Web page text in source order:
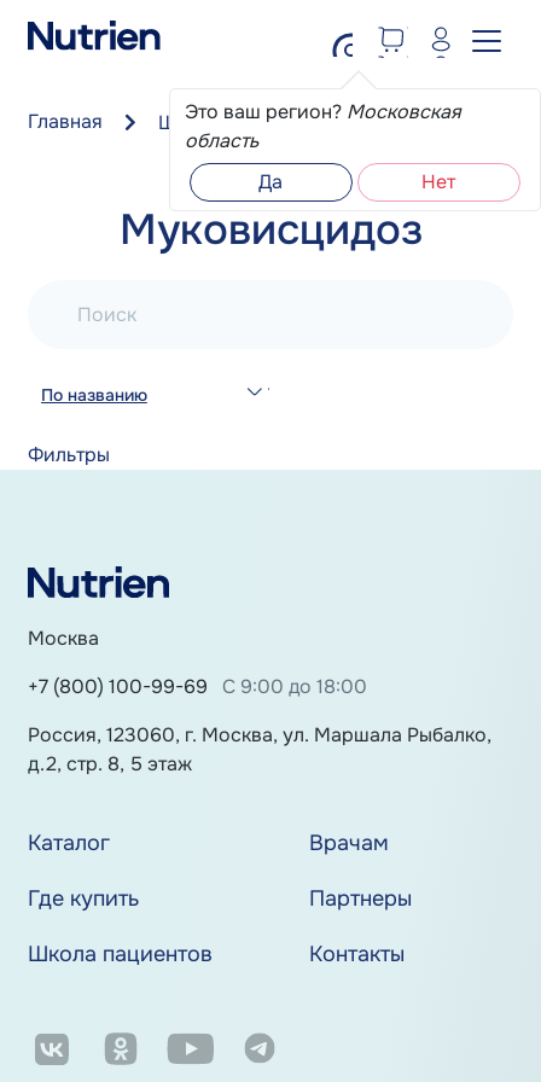
Это ваш регион? Московская
область
Да
Нет
Главная Школа пациента Муковисцидоз
Муковисцидоз
Поиск
По названию
Фильтры
Москва
+7 (800) 100-99-69
С 9:00 до 18:00
Россия, 123060, г. Москва, ул. Маршала Рыбалко,
д.2, стр. 8, 5 этаж
Каталог
Врачам
Где купить
Партнеры
Школа пациентов
Контакты